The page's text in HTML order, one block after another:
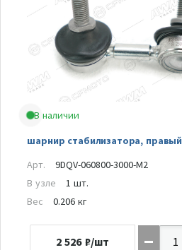
В наличии
шарнир стабилизатора, правый
Арт.
9DQV-060800-3000-M2
В узле
1 шт.
Вес
0.206 кг
2 526 ₽/шт